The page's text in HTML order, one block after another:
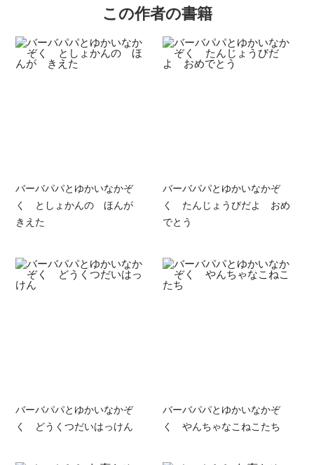
この作者の書籍
バーバパパとゆかいなかぞ
く としょかんの ほんが
きえた
バーバパパとゆかいなかぞ
く たんじょうびだよ おめ
でとう
バーバパパとゆかいなかぞ
く どうくつだいはっけん
バーバパパとゆかいなかぞ
く やんちゃなこねこたち